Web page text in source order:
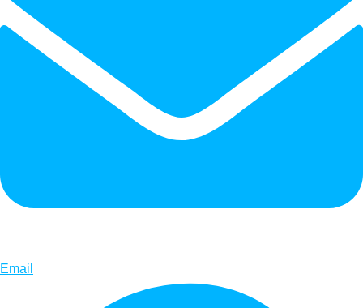
Email